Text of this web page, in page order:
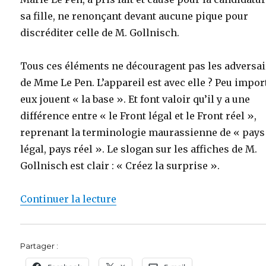
sa fille, ne renonçant devant aucune pique pour
discréditer celle de M. Gollnisch.
Tous ces éléments ne découragent pas les
de Mme Le Pen. L’appareil est avec elle ? Peu
eux jouent « la base ». Et font valoir qu’il y a une
différence entre « le Front légal et le Front réel »,
reprenant la terminologie maurassienne de « pays
légal, pays réel ». Le slogan sur les affiches de M.
Gollnisch est clair : « Créez la surprise ».
Continuer la lecture
Partager :